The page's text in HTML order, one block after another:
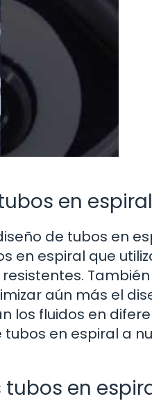
en espiral
de tubos en
en espiral que
aún más el
fluidos en
en espiral a
en